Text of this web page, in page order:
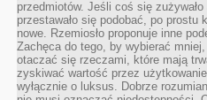
przedmiotów. Jeśli coś się zużywało
przestawało się podobać, po prostu
nowe. Rzemiosło proponuje inne
Zachęca do tego, by wybierać
otaczać się rzeczami, które mają
zyskiwać wartość przez
wyłącznie o luksus. Dobrze